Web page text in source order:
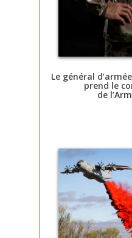
Le général
prend le
de